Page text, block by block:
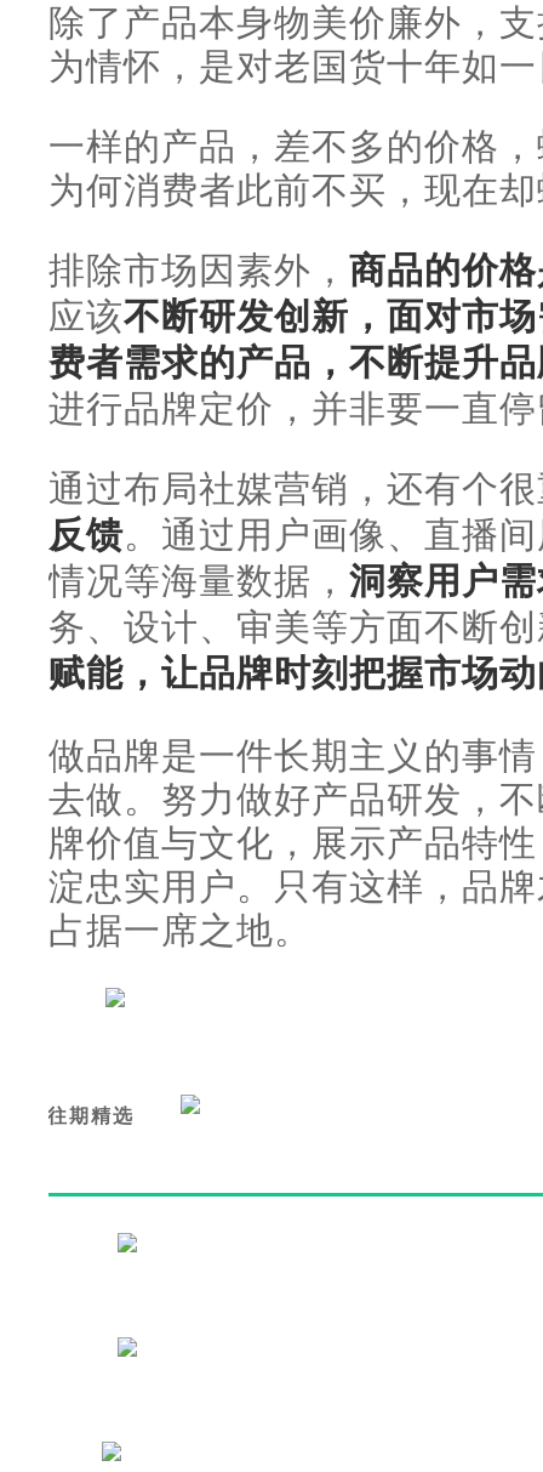
除了产品本身物美价廉外，
为情怀，是对老国货十年如
一样的产品，差不多的价格
为何消费者此前不买，现在
排除市场因素外， 商品的价
应该不断研发创新，面对市
费者需求的产品，不断提升
进行品牌定价，并非要一直
通过布局社媒营销，还有个
反馈。通过用户画像、直播
情况等海量数据， 洞察用户
务、设计、审美等方面不断
赋能，让品牌时刻把握市场
做品牌是一件长期主义的事
去做。努力做好产品研发，
牌价值与文化，展示产品特
淀忠实用户。只有这样，品
占据一席之地。
往期精选